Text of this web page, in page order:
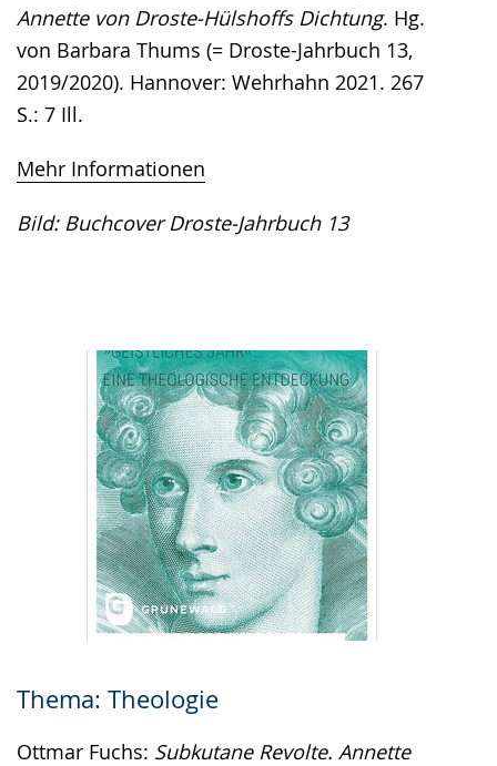
Annette von Droste-Hülshoffs Dichtung. Hg.
von Barbara Thums (= Droste-Jahrbuch 13,
2019/2020). Hannover: Wehrhahn 2021. 267
S.: 7 Ill.
Mehr Informationen
Bild: Buchcover Droste-Jahrbuch 13
Thema: Theologie
Ottmar Fuchs: Subkutane Revolte. Annette